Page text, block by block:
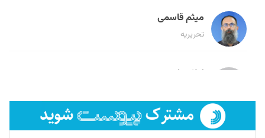
میثم قاسمی
تحریریه
لیلا حنارود
فائزه فتحی رستمی